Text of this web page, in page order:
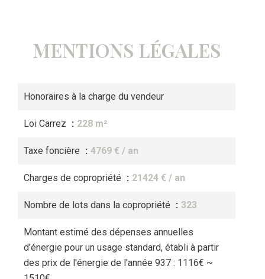
MENTIONS LÉGALES
Honoraires à la charge du vendeur
Loi Carrez 228 m²
Taxe foncière 4769 € / an
Charges de copropriété 21424 € / an
Nombre de lots dans la copropriété 323
Montant estimé des dépenses annuelles
d'énergie pour un usage standard, établi à partir
des prix de l'énergie de l'année 937 : 1116€ ~